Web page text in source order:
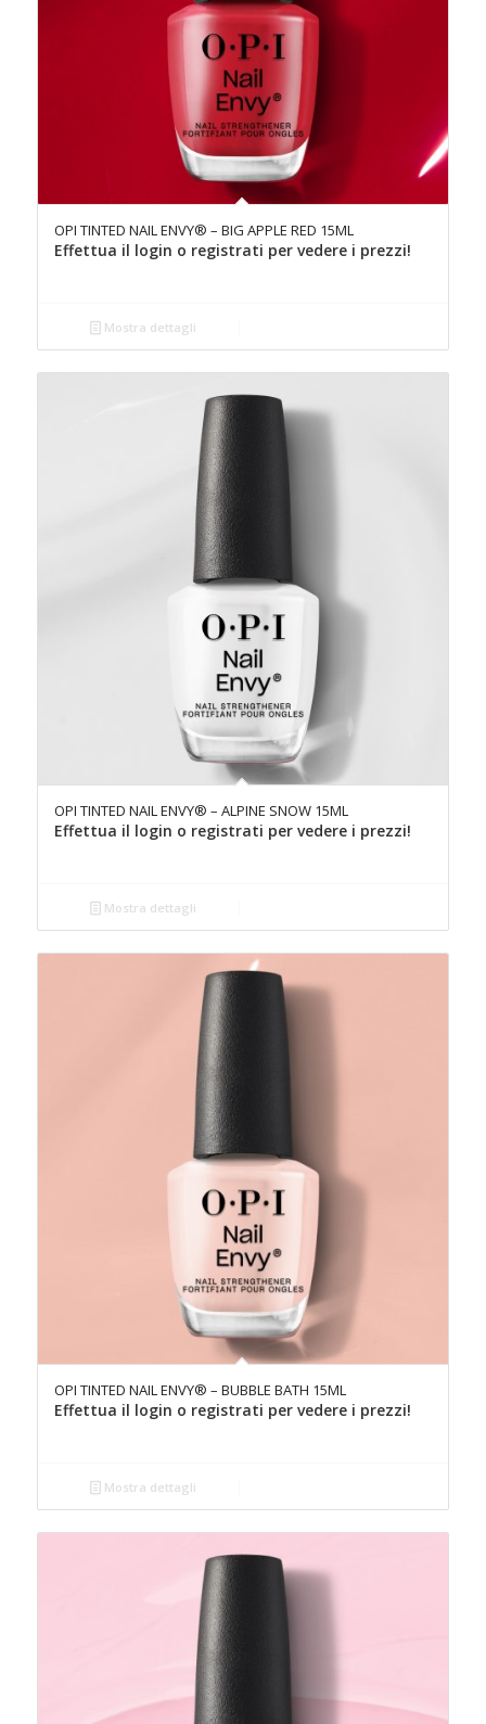
OPI TINTED NAIL ENVY® – BIG APPLE RED 15ML
Effettua il login o registrati per vedere i prezzi!
Mostra dettagli
OPI TINTED NAIL ENVY® – ALPINE SNOW 15ML
Effettua il login o registrati per vedere i prezzi!
Mostra dettagli
OPI TINTED NAIL ENVY® – BUBBLE BATH 15ML
Effettua il login o registrati per vedere i prezzi!
Mostra dettagli